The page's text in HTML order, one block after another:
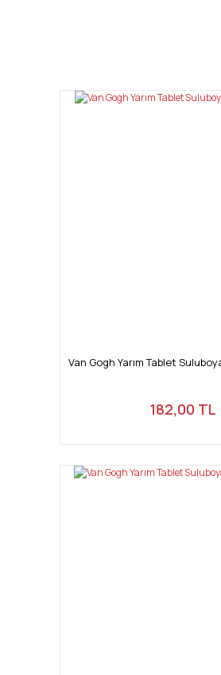
Bu ürünün fiyat bilgisi, resim,
Ürün resmi kalitesiz, bozuk
Van Gogh Yarım Tablet
182,00 TL